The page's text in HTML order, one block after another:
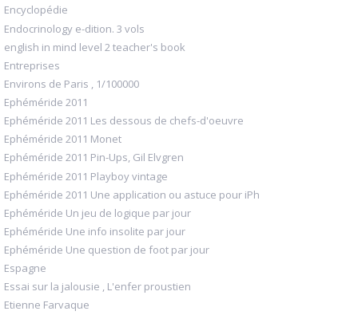
Encyclopédie
Endocrinology e-dition. 3 vols
english in mind level 2 teacher's book
Entreprises
Environs de Paris , 1/100000
Ephéméride 2011
Ephéméride 2011 Les dessous de chefs-d'oeuvre
Ephéméride 2011 Monet
Ephéméride 2011 Pin-Ups, Gil Elvgren
Ephéméride 2011 Playboy vintage
Ephéméride 2011 Une application ou astuce pour iPh
Ephéméride Un jeu de logique par jour
Ephéméride Une info insolite par jour
Ephéméride Une question de foot par jour
Espagne
Essai sur la jalousie , L'enfer proustien
Etienne Farvaque